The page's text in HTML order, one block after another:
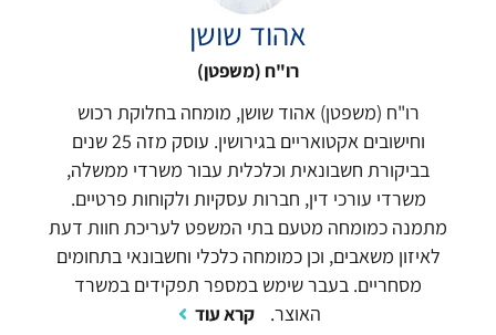
אהוד שושן
רו"ח (משפטן)
רו"ח (משפטן) אהוד שושן, מומחה בחלוקת רכוש
וחישובים אקטואריים בגירושין. עוסק מזה 25 שנים
בביקורת חשבונאית וכלכלית עבור משרדי ממשלה,
משרדי עורכי דין, חברות עסקיות ולקוחות פרטיים.
מתמנה כמומחה מטעם בתי המשפט לעריכת חוות דעת
לאיזון משאבים, וכן כמומחה כלכלי וחשבונאי בתחומים
מסחריים. בעבר שימש במספר תפקידים במשרד
האוצר.
קרא עוד